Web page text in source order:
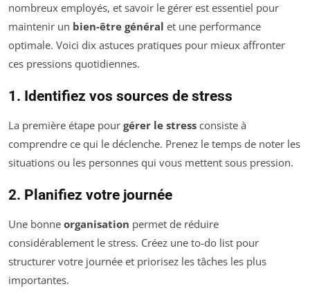
nombreux employés, et savoir le gérer est essentiel pour
maintenir un bien-être général et une performance
optimale. Voici dix astuces pratiques pour mieux affronter
ces pressions quotidiennes.
1. Identifiez vos sources de stress
La première étape pour gérer le stress consiste à
comprendre ce qui le déclenche. Prenez le temps de noter les
situations ou les personnes qui vous mettent sous pression.
2. Planifiez votre journée
Une bonne organisation permet de réduire
considérablement le stress. Créez une to-do list pour
structurer votre journée et priorisez les tâches les plus
importantes.